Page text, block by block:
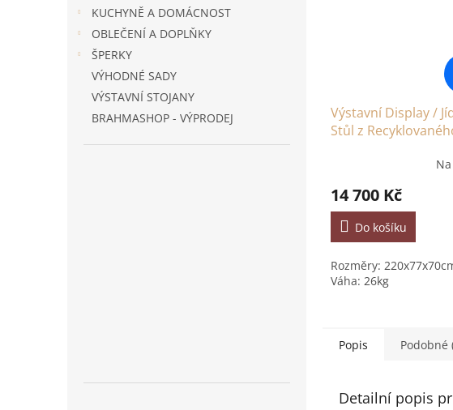
KUCHYNĚ A DOMÁCNOST
OBLEČENÍ A DOPLŇKY
ŠPERKY
VÝHODNÉ SADY
VÝSTAVNÍ STOJANY
BRAHMASHOP - VÝPRODEJ
Výstavní Display /
Stůl z
14 700 Kč
Do košíku
Rozměry:
Váha: 26kg
Popis Podobné
Detailní popis